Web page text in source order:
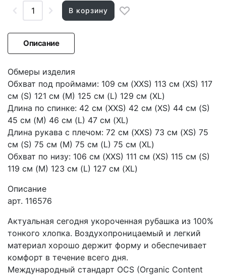
В корзину
Описание
Обмеры изделия
Обхват под проймами: 109 см (XXS) 113 см (XS) 117
см (S) 121 см (M) 125 см (L) 129 см (XL)
Длина по спинке: 42 см (XXS) 42 см (XS) 44 см (S)
45 см (M) 46 см (L) 47 см (XL)
Длина рукава с плечом: 72 см (XXS) 73 см (XS) 75
см (S) 75 см (M) 75 см (L) 75 см (XL)
Обхват по низу: 106 см (XXS) 111 см (XS) 115 см (S)
119 см (M) 123 см (L) 127 см (XL)
Описание
aрт. 116576
Актуальная сегодня укороченная рубашка из 100%
тонкого хлопка. Воздухопроницаемый и легкий
материал хорошо держит форму и обеспечивает
комфорт в течение всего дня.
Международный стандарт OCS (Organic Content